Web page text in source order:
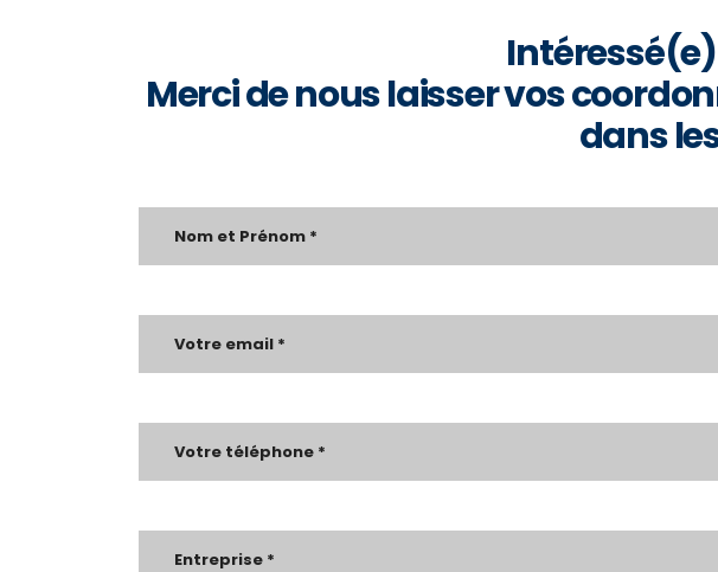
Merci de nous laisser vos
dans